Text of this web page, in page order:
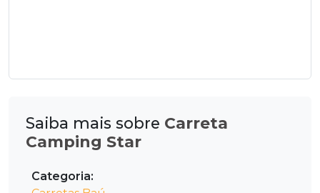
Saiba mais sobre Carreta
Camping Star
Categoria: